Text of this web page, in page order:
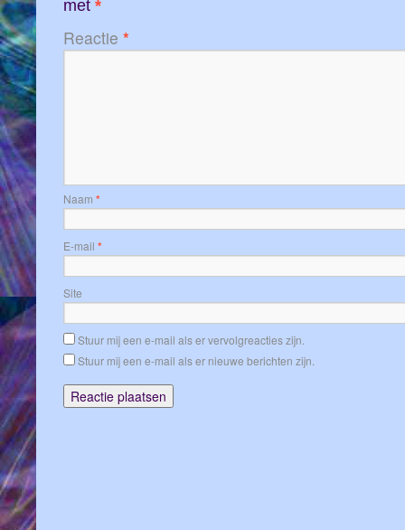
met *
Reactie *
Naam *
E-mail *
Site
Stuur mij een e-mail als er vervolgreacties zijn.
Stuur mij een e-mail als er nieuwe berichten zijn.